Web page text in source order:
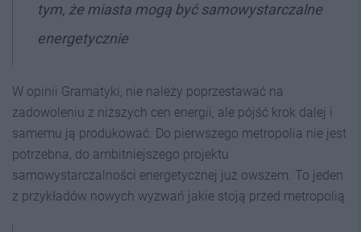
tym, że miasta mogą być samowystarczalne
energetycznie
W opinii Gramatyki, nie należy poprzestawać na
zadowoleniu z niższych cen energii, ale pójść krok dalej i
samemu ją produkować. Do pierwszego metropolia nie jest
potrzebna, do ambitniejszego projektu
samowystarczalności energetycznej już owszem. To jeden
z przykładów nowych wyzwań jakie stoją przed metropolią.